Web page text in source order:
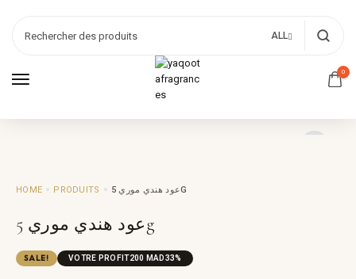
0
ALL
HOME PRODUITS عود هندي موري 5G
عود هندي موري 5g
SALE! VOTRE PROFIT200 MAD33%